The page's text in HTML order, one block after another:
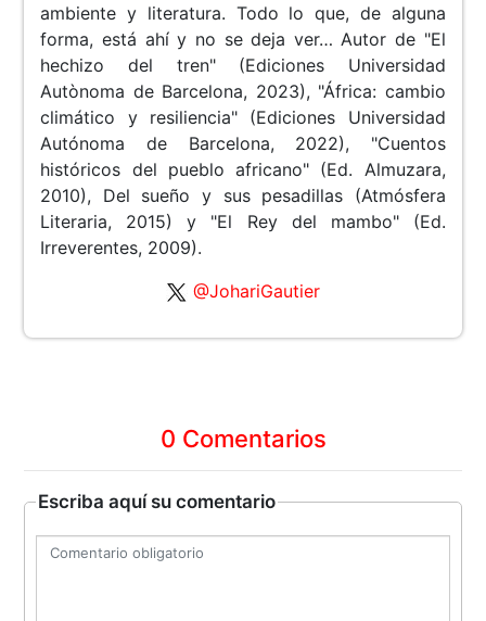
ambiente y literatura. Todo lo que, de alguna
forma, está ahí y no se deja ver… Autor de "El
hechizo del tren" (Ediciones Universidad
Autònoma de Barcelona, 2023), "África: cambio
climático y resiliencia" (Ediciones Universidad
Autónoma de Barcelona, 2022), "Cuentos
históricos del pueblo africano" (Ed. Almuzara,
2010), Del sueño y sus pesadillas (Atmósfera
Literaria, 2015) y "El Rey del mambo" (Ed.
Irreverentes, 2009).
@JohariGautier
0 Comentarios
Escriba aquí su comentario